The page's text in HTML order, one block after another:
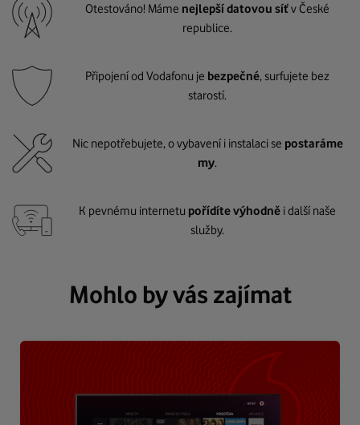
Otestováno! Máme nejlepší datovou síťv České
republice.
Připojení od Vodafonu je bezpečné, surfujete bez
starostí.
Nic nepotřebujete, o vybavení i instalaci se postaráme
my.
K pevnému internetu pořídíte výhodně i další naše
služby.
Mohlo by vás zajímat